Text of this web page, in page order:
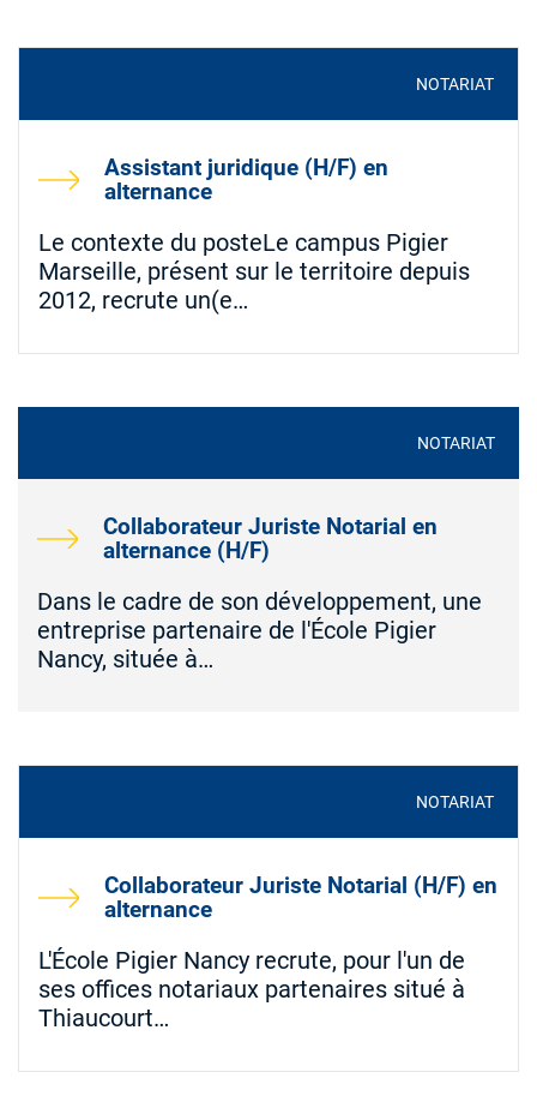
Assistant juridique (H/F) en
alternance
NOTARIAT
Le contexte du posteLe campus Pigier
Marseille, présent sur le territoire depuis
2012, recrute un(e…
Collaborateur Juriste Notarial en
alternance (H/F)
NOTARIAT
Dans le cadre de son développement, une
entreprise partenaire de l'École Pigier
Nancy, située à…
Collaborateur Juriste Notarial (H/F) en
alternance
NOTARIAT
L'École Pigier Nancy recrute, pour l'un de
ses offices notariaux partenaires situé à
Thiaucourt…